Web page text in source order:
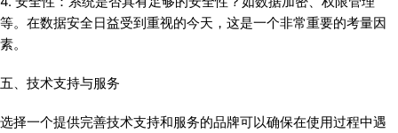
等。在数据安全日益受到重视的今天，这是一个非常重要的考量因
素。
五、技术支持与服务
选择一个提供完善技术支持和服务的品牌可以确保在使用过程中遇